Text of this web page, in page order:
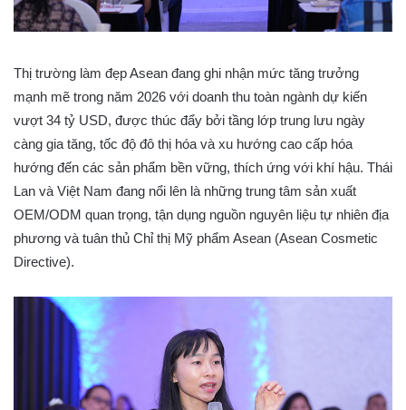
Thị trường làm đẹp Asean đang ghi nhận mức tăng trưởng
mạnh mẽ trong năm 2026 với doanh thu toàn ngành dự kiến
vượt 34 tỷ USD, được thúc đẩy bởi tầng lớp trung lưu ngày
càng gia tăng, tốc độ đô thị hóa và xu hướng cao cấp hóa
hướng đến các sản phẩm bền vững, thích ứng với khí hậu. Thái
Lan và Việt Nam đang nổi lên là những trung tâm sản xuất
OEM/ODM quan trọng, tận dụng nguồn nguyên liệu tự nhiên địa
phương và tuân thủ Chỉ thị Mỹ phẩm Asean (Asean Cosmetic
Directive).